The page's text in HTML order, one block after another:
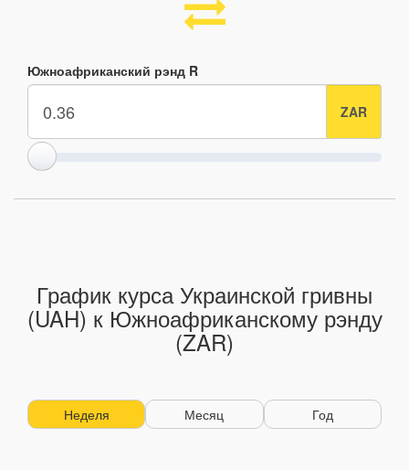
Южноафриканский рэнд R
График курса Украинской гривны
(UAH) к Южноафриканскому рэнду
(ZAR)
Неделя Месяц Год